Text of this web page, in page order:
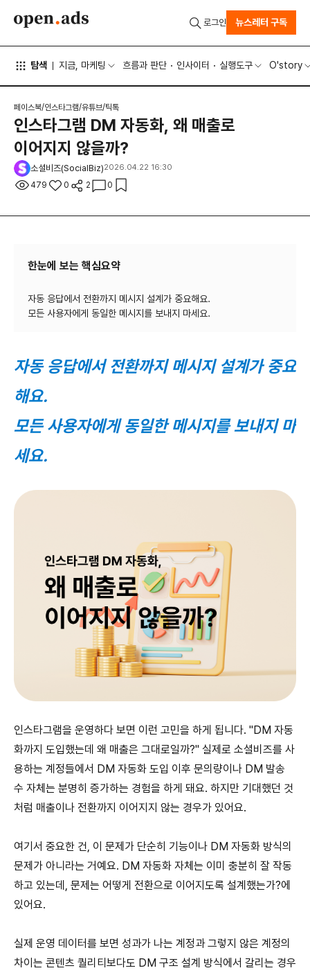
탐색 지금, 마케팅 흐름과 판단 인사이터 실행도구 O'story
로그인 뉴스레터 구독
페이스북/인스타그램/유튜브/틱톡
인스타그램 DM 자동화, 왜 매출로
이어지지 않을까?
소셜비즈(SocialBiz)2026.04.22 16:30
479 0 2 0
한눈에 보는 핵심요약
자동 응답에서 전환까지 메시지 설계가 중요해요.
자동 응답에서 전환까지 메시지 설계가 중요
해요.
모든 사용자에게 동일한 메시지를 보내지 마
세요.
인스타그램을 운영하다 보면 이런 고민을 하게 됩니다. "DM 자동
화까지 도입했는데 왜 매출은 그대로일까?" 실제로 소셜비즈를 사
용하는 계정들에서 DM 자동화 도입 이후 문의량이나 DM 발송
수 자체는 분명히 증가하는 경험을 하게 돼요. 하지만 기대했던 것
처럼 매출이나 전환까지 이어지지 않는 경우가 있어요.
여기서 중요한 건, 이 문제가 단순히 기능이나 DM 자동화 방식의
문제가 아니라는 거예요. DM 자동화 자체는 이미 충분히 잘 작동
하고 있는데, 문제는 어떻게 전환으로 이어지도록 설계했는가?에
있어요.
실제 운영 데이터를 보면 성과가 나는 계정과 그렇지 않은 계정의
차이는 콘텐츠 퀄리티보다도 DM 구조 설계 방식에서 갈리는 경우